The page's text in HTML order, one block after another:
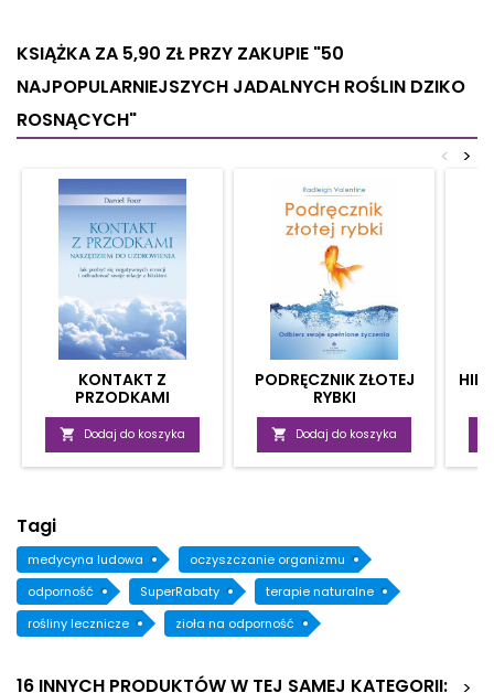
KSIĄŻKA ZA 5,90 ZŁPRZY ZAKUPIE "50
NAJPOPULARNIEJSZYCH JADALNYCH ROŚLIN DZIKO
ROSNĄCYCH"
>
<
KONTAKT Z
PRZODKAMI
NARZĘDZIEM DO
UZDROWIENIA
 Dodaj do koszyka
PODRĘCZNIK ZŁOTEJ
RYBKI
 Dodaj do koszyka
Tagi
medycyna ludowa
oczyszczanie organizmu
odporność
SuperRabaty
terapie naturalne
rośliny lecznicze
zioła na odporność
16 INNYCH PRODUKTÓW W TEJ SAMEJ KATEGORII: